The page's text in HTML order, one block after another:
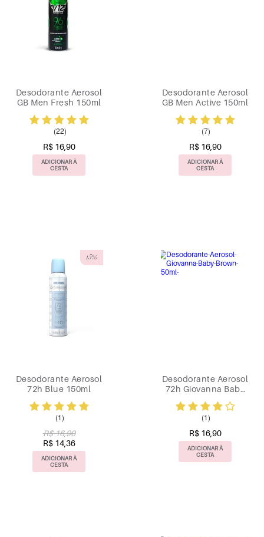
Desodorante Aerosol
GB Men Fresh 150ml
(22)
R$ 16,90
ADICIONAR À
CESTA
Desodorante Aerosol
GB Men Active 150ml
(7)
R$ 16,90
ADICIONAR À
CESTA
15%
Desodorante Aerosol
72h Blue 150ml
(1)
R$ 16,90
R$ 14,36
ADICIONAR À
CESTA
Desodorante Aerosol
72h Giovanna Baby
(1)
R$ 16,90
ADICIONAR À
CESTA